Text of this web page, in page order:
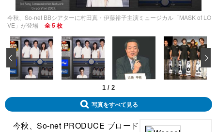
今秋、So-net BBシアターに村田真・伊藤裕子主演ミュージカル「MASK of LO
VE」が登場
全 5 枚
1 / 2
‹
写真をすべて見る
今秋、So-net PRODUCE ブロード